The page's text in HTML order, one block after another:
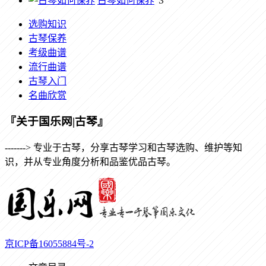
选购知识
古琴保养
考级曲谱
流行曲谱
古琴入门
名曲欣赏
『关于国乐网|古琴』
-------> 专业于古琴，分享古琴学习和古琴选购、维护等知
识，并从专业角度分析和品鉴优品古琴。
京ICP备16055884号-2